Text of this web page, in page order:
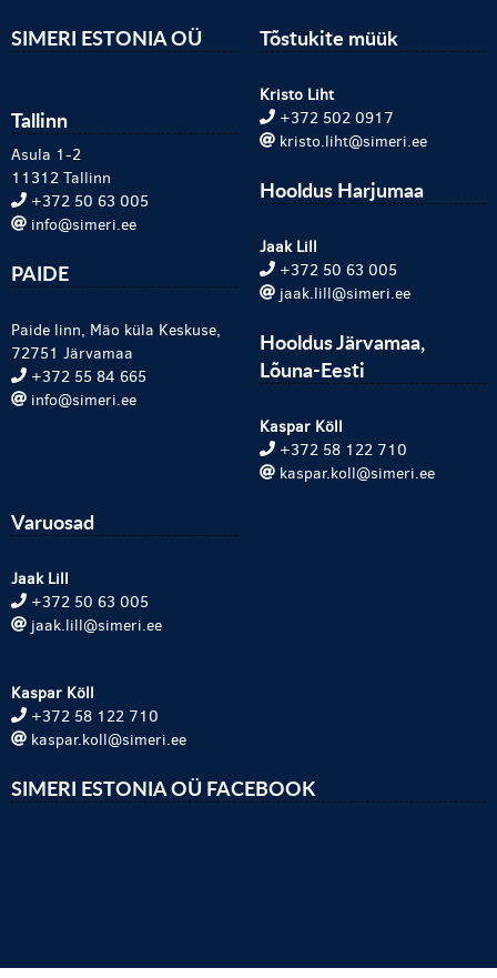
SIMERI ESTONIA OÜ
Tallinn
Asula 1-2
11312 Tallinn
+372 50 63 005
info@simeri.ee
PAIDE
Paide linn, Mäo küla Keskuse,
72751 Järvamaa
+372 55 84 665
info@simeri.ee
Tõstukite müük
Kristo Liht
+372 502 0917
kristo.liht@simeri.ee
Hooldus Harjumaa
Jaak Lill
+372 50 63 005
jaak.lill@simeri.ee
Hooldus Järvamaa,
Lõuna-Eesti
Kaspar Köll
+372 58 122 710
kaspar.koll@simeri.ee
Varuosad
Jaak Lill
+372 50 63 005
jaak.lill@simeri.ee
Kaspar Köll
+372 58 122 710
kaspar.koll@simeri.ee
SIMERI ESTONIA OÜ FACEBOOK